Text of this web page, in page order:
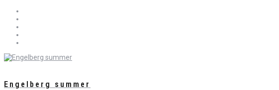
Engelberg summer